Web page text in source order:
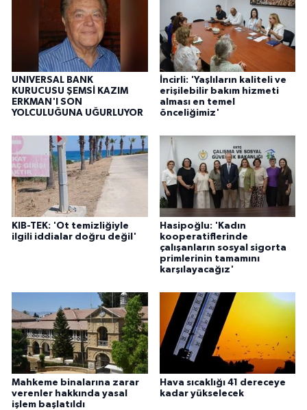
UNIVERSAL BANK
KURUCUSU ŞEMSİ KAZIM
ERKMAN'I SON
YOLCULUĞUNA UĞURLUYOR
İncirli: 'Yaşlıların kaliteli ve
erişilebilir bakım hizmeti
alması en temel
önceliğimiz'
KIB-TEK: 'Ot temizliğiyle
ilgili iddialar doğru değil'
Hasipoğlu: 'Kadın
kooperatiflerinde
çalışanların sosyal sigorta
primlerinin tamamını
karşılayacağız'
Mahkeme binalarına zarar
verenler hakkında yasal
işlem başlatıldı
Hava sıcaklığı 41 dereceye
kadar yükselecek